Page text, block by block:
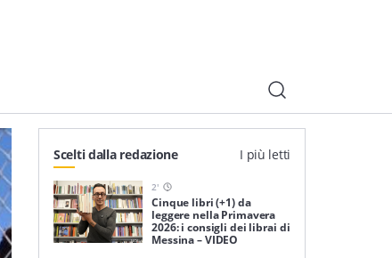
Scelti dalla redazione I più letti
2'
Cinque libri (+1) da
leggere nella Primavera
2026: i consigli dei librai di
Messina – VIDEO